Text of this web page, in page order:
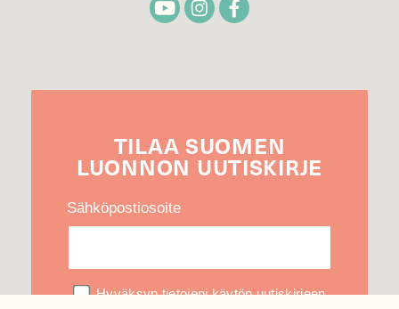
TILAA SUOMEN
LUONNON UUTIS­KIRJE
Sähköpostiosoite
Hyväksyn tietojeni käytön uutiskirjeen